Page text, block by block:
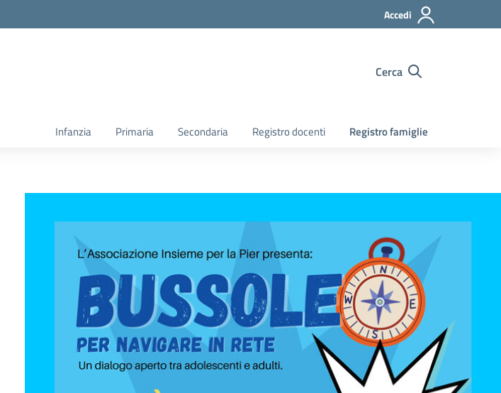
Accedi
Cerca
Infanzia Primaria Secondaria Registro docenti Registro famiglie